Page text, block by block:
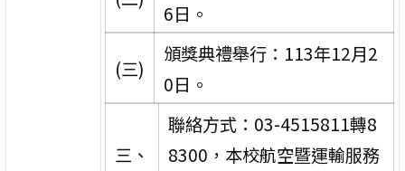
6日。
(三)
頒獎典禮舉行：113年12月2
0日。
三、
聯絡方式：03-4515811轉8
8300，本校航空暨運輸服務